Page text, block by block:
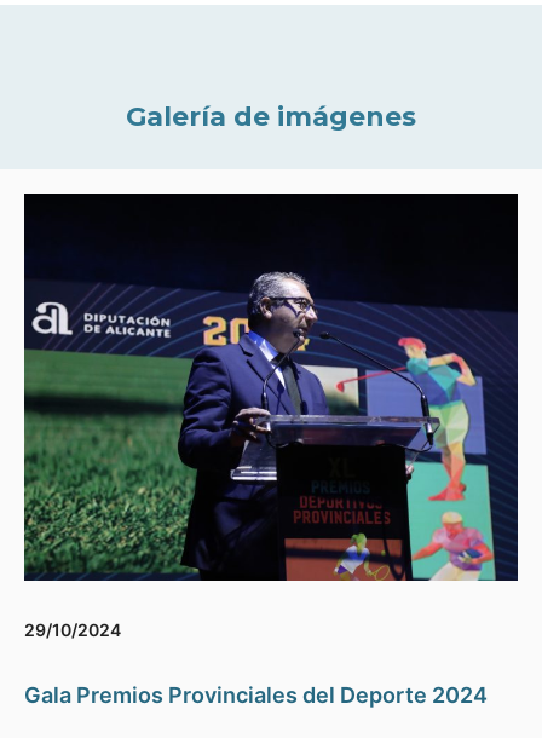
Galería de imágenes
29/10/2024
Gala Premios Provinciales del Deporte 2024